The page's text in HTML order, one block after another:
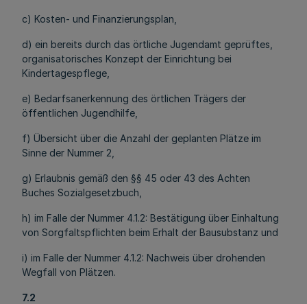
c) Kosten- und Finanzierungsplan,
d) ein bereits durch das örtliche Jugendamt geprüftes,
organisatorisches Konzept der Einrichtung bei
Kindertagespflege,
e) Bedarfsanerkennung des örtlichen Trägers der
öffentlichen Jugendhilfe,
f) Übersicht über die Anzahl der geplanten Plätze im
Sinne der Nummer 2,
g) Erlaubnis gemäß den §§ 45 oder 43 des Achten
Buches Sozialgesetzbuch,
h) im Falle der Nummer 4.1.2: Bestätigung über Einhaltung
von Sorgfaltspflichten beim Erhalt der Bausubstanz und
i) im Falle der Nummer 4.1.2: Nachweis über drohenden
Wegfall von Plätzen.
7.2